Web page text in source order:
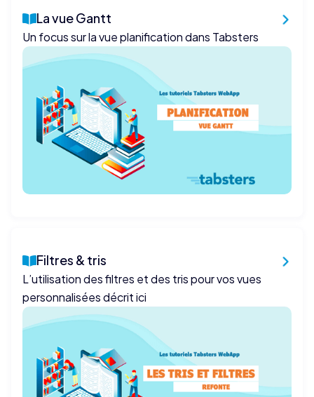
La vue Gantt
Un focus sur la vue planification dans Tabsters
Filtres & tris
L’utilisation des filtres et des tris pour vos vues
personnalisées décrit ici